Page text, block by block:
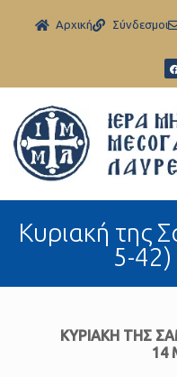
Aρχική Σύνδεσμοι
Κυριακή της
5-
ΚΥΡΙΑΚΗ ΤΗΣ
14